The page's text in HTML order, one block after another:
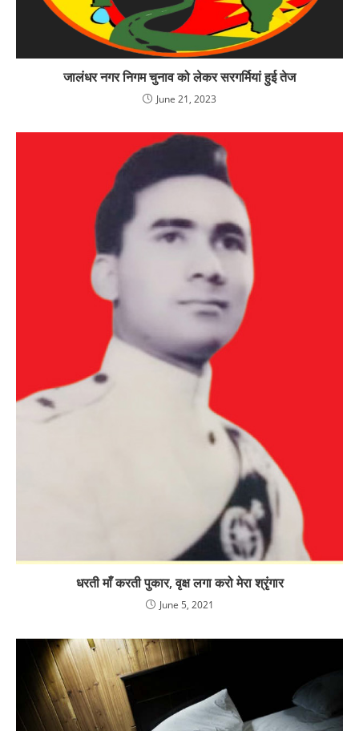
जालंधर नगर निगम चुनाव को लेकर सरगर्मियां हुई तेज
June 21, 2023
धरती माँ करती पुकार, वृक्ष लगा करो मेरा श्रृंगार
June 5, 2021